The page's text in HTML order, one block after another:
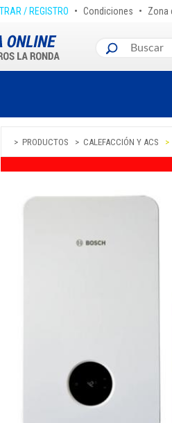
/ REGISTRO • Condiciones • Zona
PRODUCTOS CALEFACCIÓN Y ACS